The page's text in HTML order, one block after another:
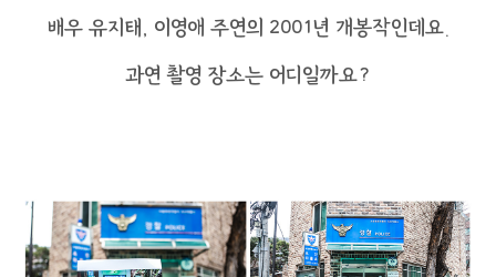
배우 유지태, 이영애 주연의 2001년 개봉작인데요.
과연 촬영 장소는 어디일까요?